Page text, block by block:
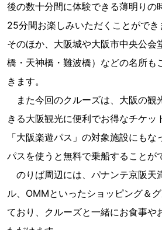
後の数十分間に体験できる薄明りの
25分間お楽しみいただくことができ
そのほか、大阪城や大阪市中央公会
橋・天神橋・難波橋）などの名所も
きます。
また今回のクルーズは、大阪の観
きる大阪観光に便利でお得なチケッ
「大阪楽遊パス」の対象施設にも
パスを使うと無料で乗船することが
のりば周辺には、パナンテ京阪天
ル、OMMといったショッピング＆
ており、クルーズと一緒にお食事や